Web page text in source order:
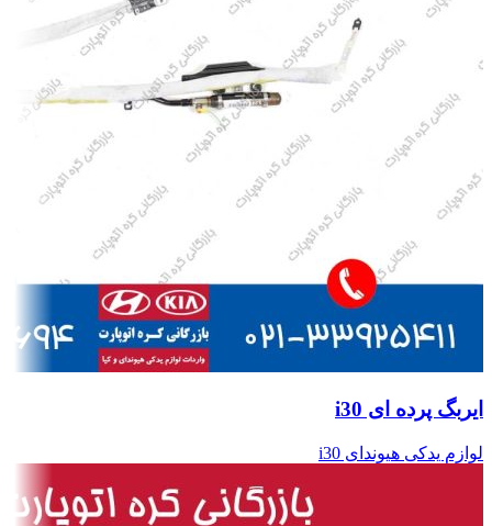
ایربگ پرده ای i30
لوازم یدکی هیوندای i30